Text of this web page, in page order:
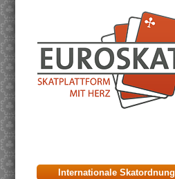
Internationale Skatordnung